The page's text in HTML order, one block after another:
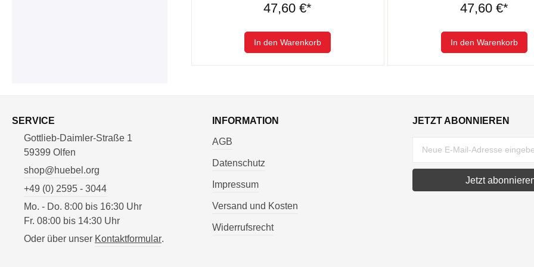
47,60 €*
In den Warenkorb
47,60 €*
In den Warenkorb
SERVICE
Gottlieb-Daimler-Straße 1
59399 Olfen
shop@huebel.org
+49 (0) 2595 - 3044
Mo. - Do. 8:00 bis 16:30 Uhr
Fr. 08:00 bis 14:30 Uhr
Oder über unser Kontaktformular.
INFORMATION
AGB
Datenschutz
Impressum
Versand und Kosten
Widerrufsrecht
JETZT ABONNIEREN
Jetzt